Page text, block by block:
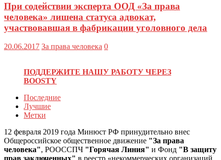
При содействии эксперта ООД «За права
человека» лишена статуса адвокат,
участвовавшая в фабрикации уголовного дела
20.06.2017 За права человека 0
ПОДДЕРЖИТЕ НАШУ РАБОТУ ЧЕРЕЗ
BOOSTY
Последние
Лучшие
Метки
12 февраля 2019 года Минюст РФ принудительно внес
Общероссийское общественное движение "За права
человека", РООССПЧ "Горячая Линия" и Фонд "В защиту